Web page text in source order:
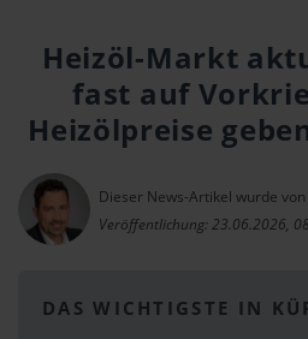
Heizöl-Markt
fast auf
Heizölpreise
Dieser News-Artikel wurde von
Veröffentlichung: 23.06.2026,
DAS WICHTIGSTE IN